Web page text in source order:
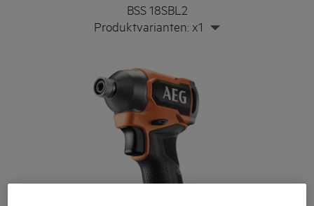
BSS 18SBL2
Produktvarianten: x1